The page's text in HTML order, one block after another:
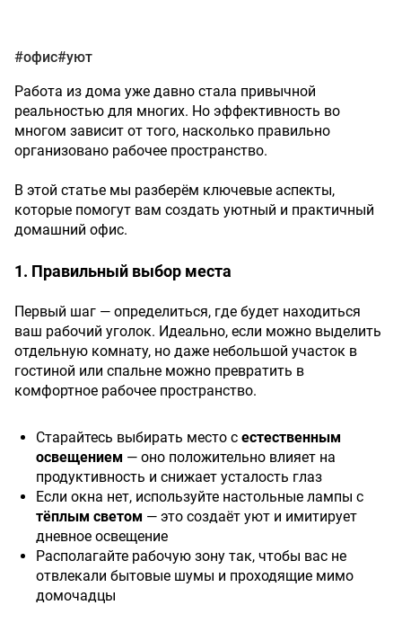
#офис#уют
Работа из дома уже давно стала привычной
реальностью для многих. Но эффективность во
многом зависит от того, насколько правильно
организовано рабочее пространство.
В этой статье мы разберём ключевые аспекты,
которые помогут вам создать уютный и практичный
домашний офис.
1. Правильный выбор места
Первый шаг — определиться, где будет находиться
ваш рабочий уголок. Идеально, если можно выделить
отдельную комнату, но даже небольшой участок в
гостиной или спальне можно превратить в
комфортное рабочее пространство.
Старайтесь выбирать место с естественным
освещением — оно положительно влияет на
продуктивность и снижает усталость глаз
Если окна нет, используйте настольные лампы с
тёплым светом — это создаёт уют и имитирует
дневное освещение
Располагайте рабочую зону так, чтобы вас не
отвлекали бытовые шумы и проходящие мимо
домочадцы